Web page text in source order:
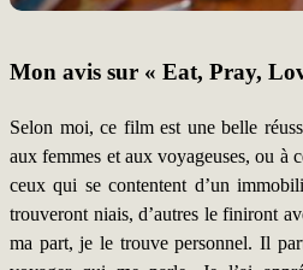
Mon avis sur « Eat, Pray,
Selon moi, ce film est une belle
aux femmes et aux voyageuses, ou à
ceux qui se contentent d’un
trouveront niais, d’autres le finiront
ma part, je le trouve personnel. Il